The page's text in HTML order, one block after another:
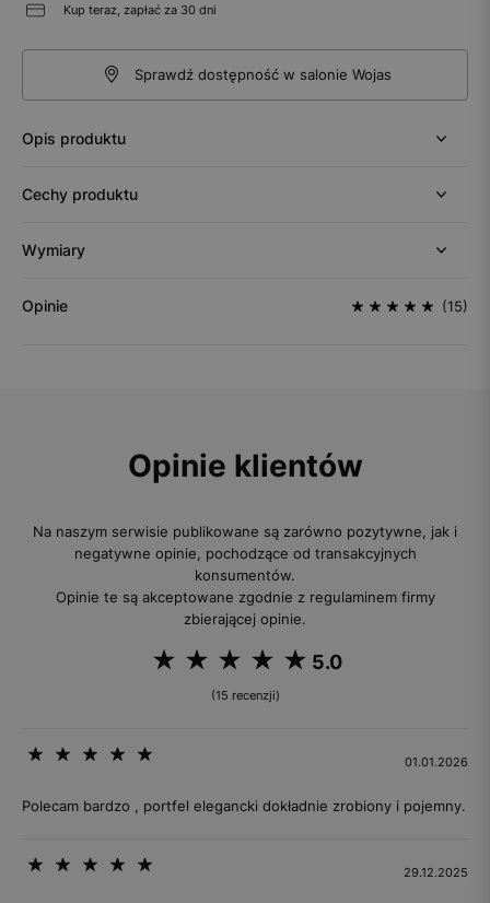
Kup teraz, zapłać za 30 dni
Sprawdź dostępność w salonie Wojas
Opis produktu
Cechy produktu
Wymiary
Opinie (15)
Opinie klientów
Na naszym serwisie publikowane są zarówno pozytywne, jak i
negatywne opinie, pochodzące od transakcyjnych
konsumentów.
Opinie te są akceptowane zgodnie z regulaminem firmy
zbierającej opinie.
5.0
(15 recenzji)
01.01.2026
Polecam bardzo , portfel elegancki dokładnie zrobiony i pojemny.
29.12.2025